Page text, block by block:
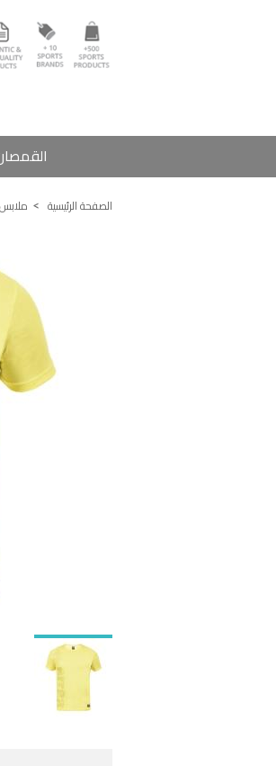
الصفحة الرئيسية ملابس